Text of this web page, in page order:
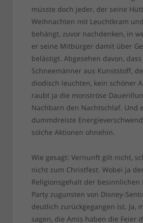
müsste doch jeder, der seine
Weihnachten mit Leuchtkram
behängt, zuvor nachdenken, in
er seine Mitbürger damit über
belästigt. Abgesehen davon,
Schneemänner aus Kunststoff,
diodisch leuchten, kein schöner
raubt ja die monströse
Nachbarn den Nachtschlaf. Und
dummdreiste
solche Aktionen ohnehin.
Wie gesagt: Vernunft gilt nicht,
nicht zum Christfest. Wobei ja der
Religionsgehalt der besinnlichen
Party zugunsten von Disney-
deutlich zurückgegangen ist. Ja,
sagen, die Amis haben die Feier